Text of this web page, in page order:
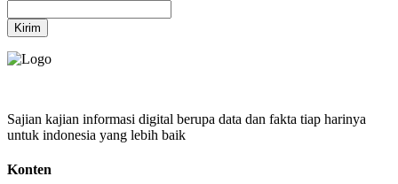
Kirim
Sajian kajian informasi digital berupa data dan fakta tiap harinya
untuk indonesia yang lebih baik
Konten